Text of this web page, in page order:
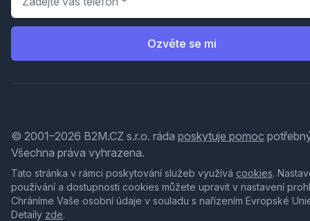
Ozvěte se mi
© 2001–2026 B2M.CZ s.r.o. ráda poskytuje pomoc
Všechna práva vyhrazena.
Tato stránka v rámci poskytování služeb využívá cookies.
používání a dostupnosti cookies můžete upravit v nastavení
Chráníme Vaše osobní údaje v souladu s nařízením Evropské
Detaily zde.